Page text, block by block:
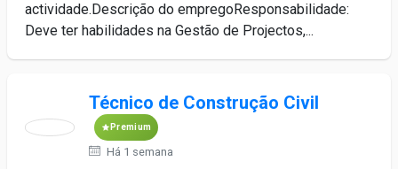
actividade.Descrição do empregoResponsabilidade:
Deve ter habilidades na Gestão de Projectos,...
Técnico de Construção Civil
Premium
Há 1 semana